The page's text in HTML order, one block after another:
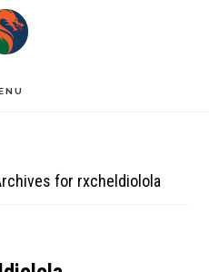
for rxcheldiolola